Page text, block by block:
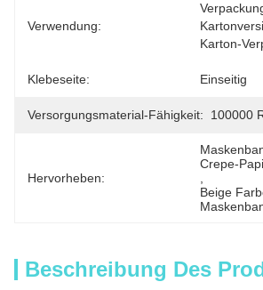
Verwendung:
Karton-
Klebeseite: Einseitig
Versorgungsmaterial-Fähigkeit: 100000
Hervorheben:
Crepe-
Beige
Beschreibung Des